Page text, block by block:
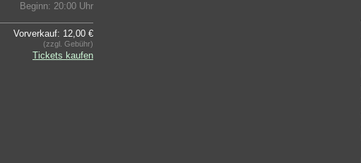
Beginn: 20:00 Uhr
Vorverkauf: 12,00 €
(zzgl. Gebühr)
Tickets kaufen